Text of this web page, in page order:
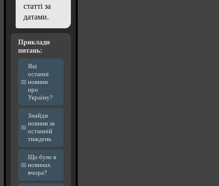
статті за
датами.
Приклади
питань:
Які
останні
новини
про
Україну?
Знайди
новини за
останній
тиждень
Що було в
новинах
вчора?